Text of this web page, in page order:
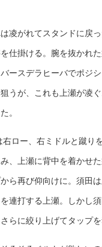
凌がれてスタンドに戻
仕掛ける。腕を抜かれ
ースデラヒーバでポジ
うが、これも上瀬が凌
。
ロー、右ミドルと蹴り
、上瀬に背中を着かせ
ら再び仰向けに。須田
連打する上瀬。しかし
らに絞り上げてタップを